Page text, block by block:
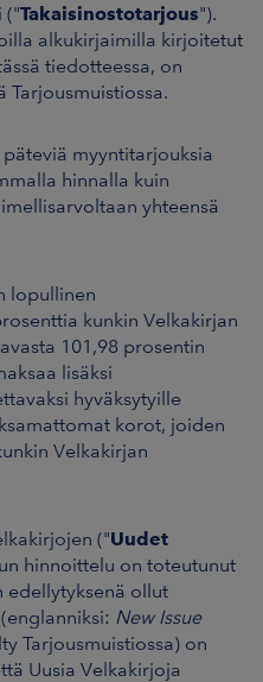
("Takaisinostotarjous").
alkukirjaimilla kirjoitetut
tiedotteessa, on
Tarjousmuistiossa.
myyntitarjouksia
hinnalla kuin
yhteensä
lopullinen
kunkin Velkakirjan
101,98 prosentin
lisäksi
hyväksytyille
korot, joiden
Velkakirjan
("Uudet
hinnoittelu on toteutunut
edellytyksenä ollut
New Issue
Tarjousmuistiossa) on
Uusia Velkakirjoja